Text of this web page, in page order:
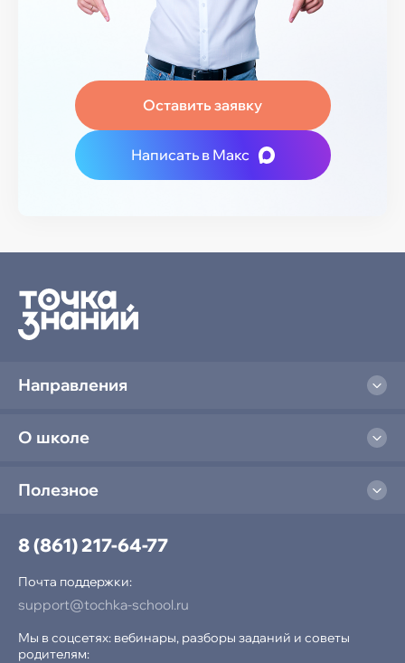
Оставить заявку
Написать в Макс
Направления
О школе
Полезное
8 (861) 217-64-77
Почта поддержки:
support@tochka-school.ru
Мы в соцсетях: вебинары, разборы заданий и советы
родителям: